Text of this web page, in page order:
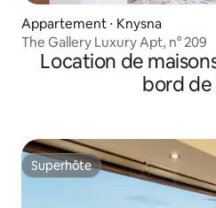
Appartement ⋅ Knysna
The Gallery Luxury Apt, n° 209
Location de
bord de
Superhôte
Superhôte